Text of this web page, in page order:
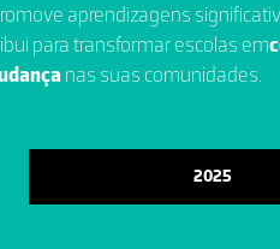
aprendizagens
para transformar escolas em
nas suas comunidades.
2025